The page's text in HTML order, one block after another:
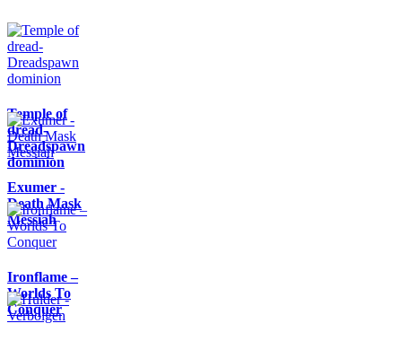
Temple of
dread-
Dreadspawn
dominion
Exumer -
Death Mask
Messiah
Ironflame –
Worlds To
Conquer